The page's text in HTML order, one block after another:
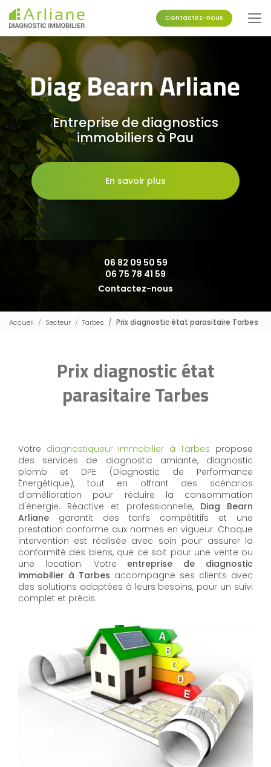
Aller
au
contenu
principal
Contactez-nous
Entreprise de diagnostics
immobiliers à Pau
En savoir plus
06 82 09 50 59
06 75 78 41 59
Contactez-nous
Accueil Secteur Tarbes Prix diagnostic état parasitaire Tarbes
Prix diagnostic état
parasitaire Tarbes
Votre diagnostiqueur immobilier à Tarbes propose
des services de diagnostic amiante, diagnostic
plomb et DPE (Diagnostic de Performance
Énergétique), tout en offrant des scénarios
d'amélioration pour réduire la consommation
d'énergie. Réactive et professionnelle, Diag Bearn
Arliane garantit des tarifs compétitifs et une
prestation conforme aux normes en vigueur. Chaque
intervention est réalisée avec soin pour assurer la
conformité des biens, que ce soit pour une vente ou
une location. Votre entreprise de diagnostic
immobilier à Tarbes accompagne ses clients avec
des solutions adaptées à leurs besoins, pour un suivi
complet et précis.